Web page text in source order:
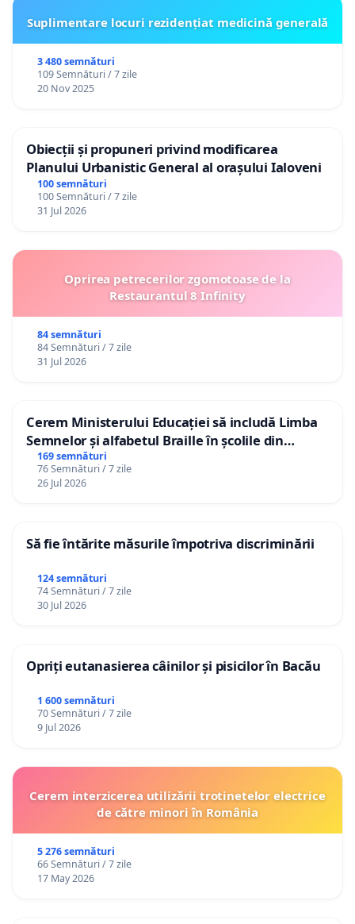
Suplimentare locuri rezidențiat medicină generală
3 480 semnături
109 Semnături / 7 zile
20 Nov 2025
Obiecții și propuneri privind modificarea
Planului Urbanistic General al orașului Ialoveni
100 semnături
100 Semnături / 7 zile
31 Jul 2026
Oprirea petrecerilor zgomotoase de la
Restaurantul 8 Infinity
84 semnături
84 Semnături / 7 zile
31 Jul 2026
Cerem Ministerului Educației să includă Limba
Semnelor și alfabetul Braille în școlile din
Republica Moldova!
169 semnături
76 Semnături / 7 zile
26 Jul 2026
Să fie întărite măsurile împotriva discriminării
124 semnături
74 Semnături / 7 zile
30 Jul 2026
Opriți eutanasierea câinilor și pisicilor în Bacău
1 600 semnături
70 Semnături / 7 zile
9 Jul 2026
Cerem interzicerea utilizării trotinetelor electrice
de către minori în România
5 276 semnături
66 Semnături / 7 zile
17 May 2026